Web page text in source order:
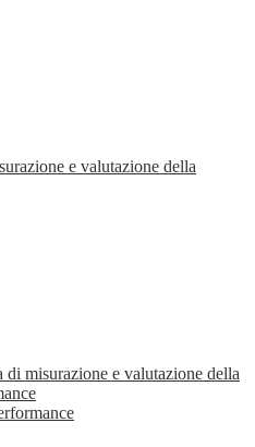
e valutazione della
di misurazione e valutazione della